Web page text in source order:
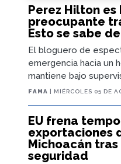
Perez Hilton
preocupante
Esto se sabe
El bloguero de
emergencia hacia un
mantiene bajo
FAMA | MIÉRCOLES 05 DE
EU frena
exportaciones
Michoacán
seguridad